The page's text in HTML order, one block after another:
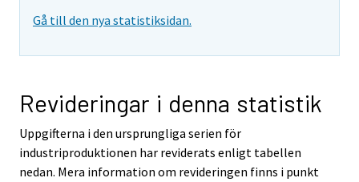
Gå till den nya statistiksidan.
Revideringar i denna statistik
Uppgifterna i den ursprungliga serien för
industriproduktionen har reviderats enligt tabellen
nedan. Mera information om revideringen finns i punkt